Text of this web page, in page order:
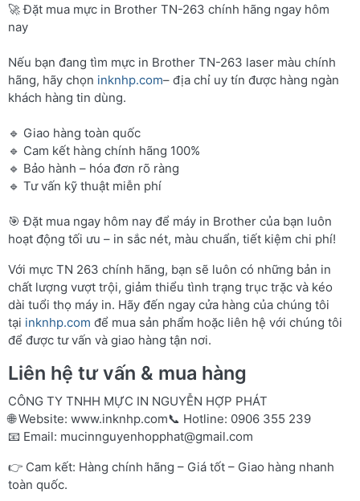
🚀 Đặt mua mực in Brother TN-263 chính hãng ngay hôm
nay
Nếu bạn đang tìm mực in Brother TN-263 laser màu chính
hãng, hãy chọn inknhp.com– địa chỉ uy tín được hàng ngàn
khách hàng tin dùng.
🔹 Giao hàng toàn quốc
🔹 Cam kết hàng chính hãng 100%
🔹 Bảo hành – hóa đơn rõ ràng
🔹 Tư vấn kỹ thuật miễn phí
🎯 Đặt mua ngay hôm nay để máy in Brother của bạn luôn
hoạt động tối ưu – in sắc nét, màu chuẩn, tiết kiệm chi phí!
Với mực TN 263 chính hãng, bạn sẽ luôn có những bản in
chất lượng vượt trội, giảm thiểu tình trạng trục trặc và kéo
dài tuổi thọ máy in. Hãy đến ngay cửa hàng của chúng tôi
tại inknhp.com để mua sản phẩm hoặc liên hệ với chúng tôi
để được tư vấn và giao hàng tận nơi.
Liên hệ tư vấn & mua hàng
CÔNG TY TNHH MỰC IN NGUYỄN HỢP PHÁT
🌐 Website: www.inknhp.com📞 Hotline: 0906 355 239
📧 Email: mucinnguyenhopphat@gmail.com
👉 Cam kết: Hàng chính hãng – Giá tốt – Giao hàng nhanh
toàn quốc.